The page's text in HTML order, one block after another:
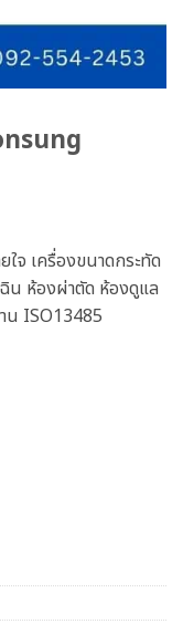
ใจ เครื่องขนาดกระทัด
น ห้องผ่าตัด ห้องดูแล
น ISO13485